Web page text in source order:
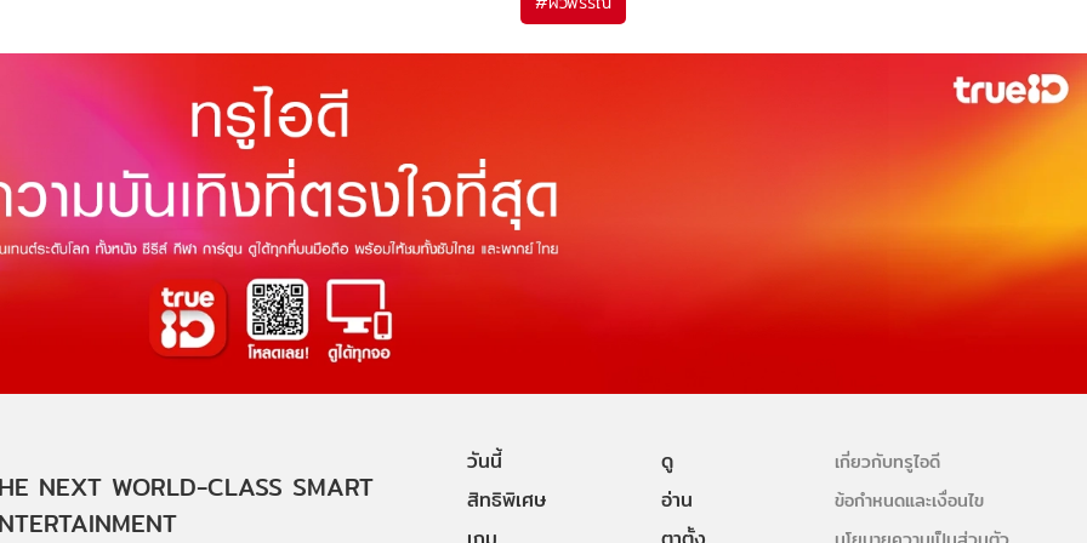
NEXT WORLD-CLASS SMART
วันนี้
ดู
สิทธิพิเศษ
อ่าน
เกี่ยวกับทรูไอดี
ข้อกำหนดและเงื่อนไข